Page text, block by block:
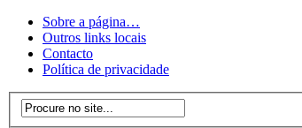
Sobre a página…
Outros links locais
Contacto
Política de privacidade